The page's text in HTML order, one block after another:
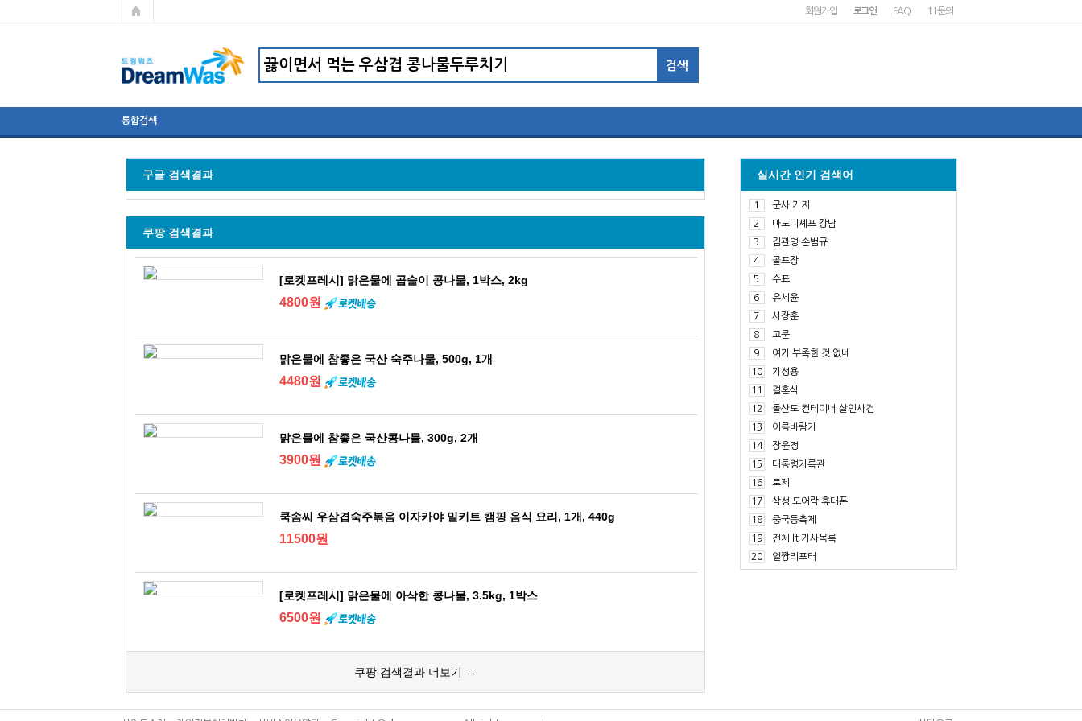
회원가입 로그인 FAQ 1:1문의
통합검색
실시간 인기 검색어
1
군사 기지
2
마노디셰프 강남
3
김관영 손범규
4
골프장
5
수표
6
유세윤
7
서장훈
8
고문
9
여기 부족한 것 없네
10
기성용
11
결혼식
12
돌산도 컨테이너 살인사건
13
이름바람기
14
장윤정
15
대통령기록관
16
로제
17
삼성 도어락 휴대폰
18
중국등축제
19
전체 lt 기사목록
20
얼짱리포터
구글 검색결과
쿠팡 검색결과
[로켓프레시] 맑은물에 곱슬이 콩나물, 1박스, 2kg
4800원
맑은물에 참좋은 국산 숙주나물, 500g, 1개
4480원
맑은물에 참좋은 국산콩나물, 300g, 2개
3900원
쿡솜씨 우삼겹숙주볶음 이자카야 밀키트 캠핑 음식 요리, 1개, 440g
11500원
[로켓프레시] 맑은물에 아삭한 콩나물, 3.5kg, 1박스
6500원
쿠팡 검색결과 더보기 →